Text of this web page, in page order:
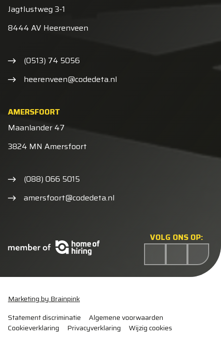
VOLG ONS OP:
Jagtlustweg 3-1
8444 AV Heerenveen
(0513) 74 5056
heerenveen@codedeta.nl
AMERSFOORT
Maanlander 47
3824 MN Amersfoort
(088) 066 5015
amersfoort@codedeta.nl
Statement discriminatie
Algemene voorwaarden
Cookieverklaring
Privacyverklaring Wijzig cookies
Marketing by Brainpink